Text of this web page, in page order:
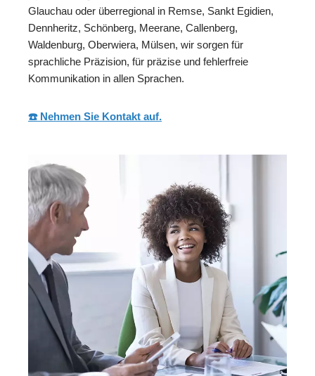
Glauchau oder überregional in Remse, Sankt Egidien,
Dennheritz, Schönberg, Meerane, Callenberg,
Waldenburg, Oberwiera, Mülsen, wir sorgen für
sprachliche Präzision, für präzise und fehlerfreie
Kommunikation in allen Sprachen.
☎️ Nehmen Sie Kontakt auf.